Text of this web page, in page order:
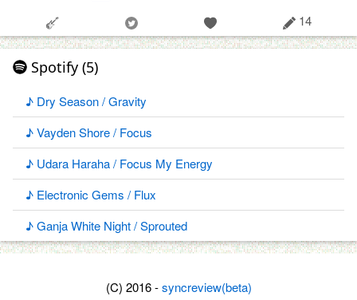
14
Spotify (5)
♪ Dry Season / Gravity
♪ Vayden Shore / Focus
♪ Udara Haraha / Focus My Energy
♪ Electronic Gems / Flux
♪ Ganja White Night / Sprouted
(C) 2016 -syncreview(beta)